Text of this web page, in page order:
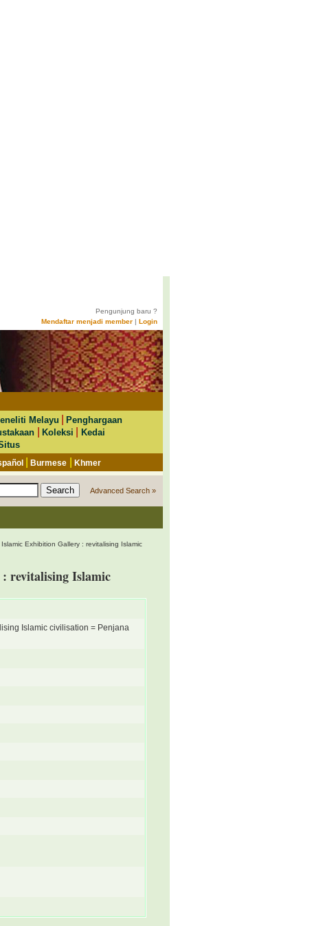
Pengunjung baru ?
Mendaftar menjadi member | Login
Melayu |Penghargaan
Koleksi
Kedai
|Burmese Khmer
Advanced Search »
Exhibition Gallery : revitalising Islamic
revitalising Islamic
Islamic civilisation = Penjana